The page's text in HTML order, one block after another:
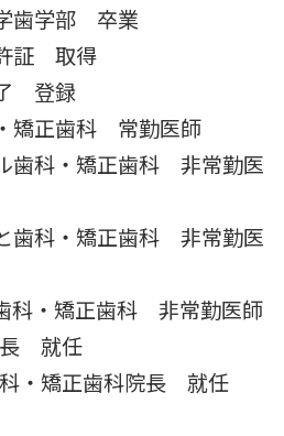
歯学部 卒業
証 取得
登録
矯正歯科 常勤医師
歯科・矯正歯科 非常勤医
歯科・矯正歯科 非常勤医
科・矯正歯科 非常勤医師
就任
・矯正歯科院長 就任